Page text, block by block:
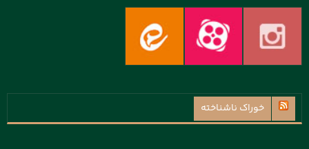
خوراک ناشناخته